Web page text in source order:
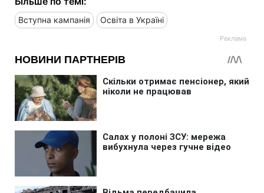
Вступна кампанія Освіта в Україні